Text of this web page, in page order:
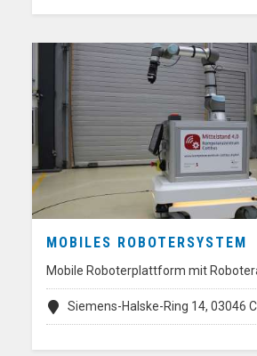
MOBILES ROBOTERSYSTEM
Mobile Roboterplattform mit
Siemens-Halske-Ring 14, 03046